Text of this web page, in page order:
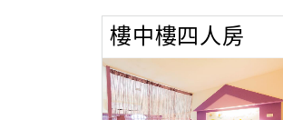
樓中樓四人房